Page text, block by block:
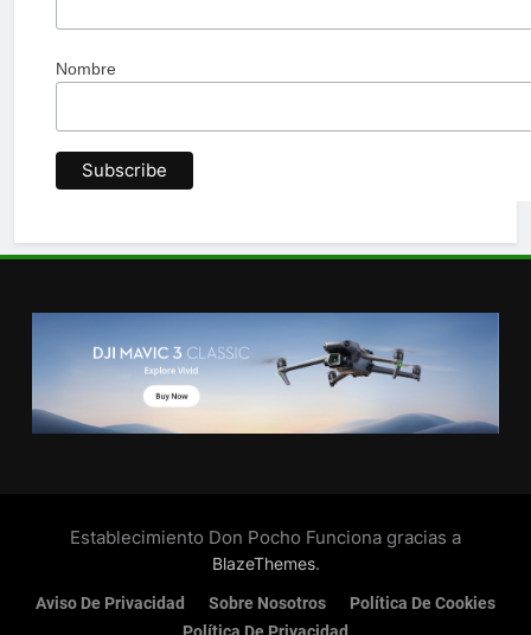
Nombre
Establecimiento Don Pocho Funciona gracias a
BlazeThemes.
Aviso De Privacidad Sobre Nosotros
Política De Cookies